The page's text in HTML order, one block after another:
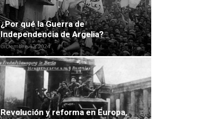
¿Por qué la Guerra de
Independencia de Argelia?
diciembre 17, 2024
Revolución y reforma en Europa,